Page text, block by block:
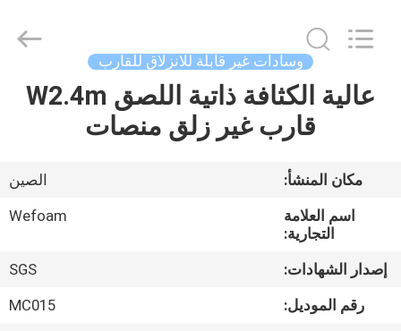
بيت
أشرطة
معلومات
trading
وسادات غير قابلة للانزلاق للقارب
عالية الكثافة ذاتية اللصق W2.4m
قارب غير زلق منصات
مكان المنشأ:
الصين
اسم العلامة
التجارية:
Wefoam
إصدار الشهادات:
SGS
رقم الموديل:
MC015